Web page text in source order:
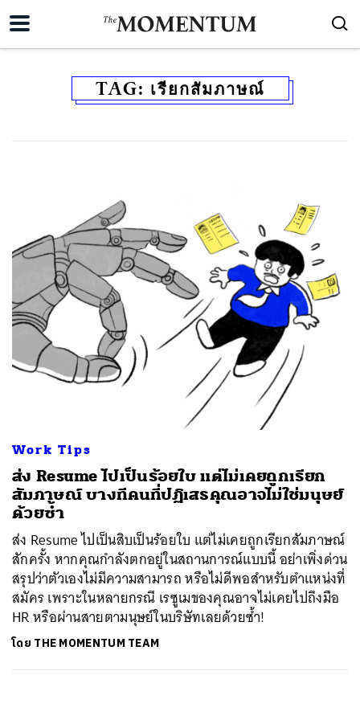
TAG: เรียกสัมภาษณ์
Work Tips
ส่ง Resume ไปเป็นร้อยใบ แต่ไม่เคยถูกเรียก
สัมภาษณ์ บางทีคนที่ปฏิเสธคุณอาจไม่ใช่มนุษย์
ด้วยซ้ำ
ส่ง Resume ไปเป็นสิบเป็นร้อยใบ แต่ไม่เคยถูกเรียกสัมภาษณ์
สักครั้ง หากคุณกำลังตกอยู่ในสถานการณ์แบบนี้ อย่าเพิ่งด่วน
สรุปว่าตัวเองไม่มีความสามารถ หรือไม่ดีพอสำหรับตำแหน่งที่
สมัคร เพราะในหลายกรณี เรซูเมของคุณอาจไม่เคยไปถึงมือ
HR หรือผ่านสายตามนุษย์ในบริษัทเลยด้วยซ้ำ!
โดย THE MOMENTUM TEAM
SHARE